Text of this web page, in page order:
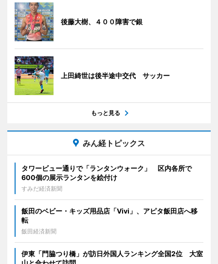
後藤大樹、４００障害で銀
上田綺世は後半途中交代 サッカー
もっと見る
みん経トピックス
タワービュー通りで「ランタンウォーク」 区内各所で
600個の展示ランタンを絵付け
すみだ経済新聞
飯田のベビー・キッズ用品店「Vivi」、アピタ飯田店へ移
転
飯田経済新聞
伊東「門脇つり橋」が訪日外国人ランキング全国2位 大室